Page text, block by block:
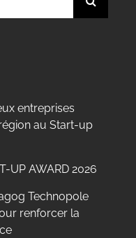
entreprises
au Start-up
UP AWARD 2026
Technopole
renforcer la